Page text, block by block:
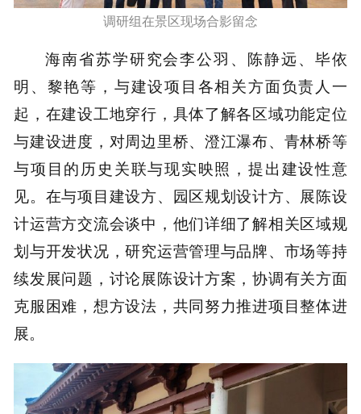
调研组在景区现场合影留念
海南省苏学研究会李公羽、陈静远、毕依
明、黎艳等，与建设项目各相关方面负责人一
起，在建设工地穿行，具体了解各区域功能定位
与建设进度，对周边里桥、澄江瀑布、青林桥等
与项目的历史关联与现实映照，提出建设性意
见。在与项目建设方、园区规划设计方、展陈设
计运营方交流会谈中，他们详细了解相关区域规
划与开发状况，研究运营管理与品牌、市场等持
续发展问题，讨论展陈设计方案，协调有关方面
克服困难，想方设法，共同努力推进项目整体进
展。